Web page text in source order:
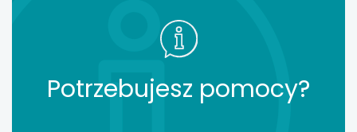
Potrzebujesz pomocy?